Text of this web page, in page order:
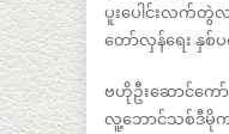
ပူးပေါင်းလက်တွဲ
တော်လှန်ရေး နှ
ဗဟိုဦးဆောင်ကေ
လူ့ဘောင်သစ်ဒီမိုက